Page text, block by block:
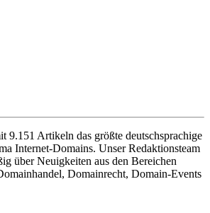
9.151 Artikeln das größte deutschsprachige
Internet-Domains. Unser Redaktionsteam
über Neuigkeiten aus den Bereichen
Domainrecht, Domain-Events